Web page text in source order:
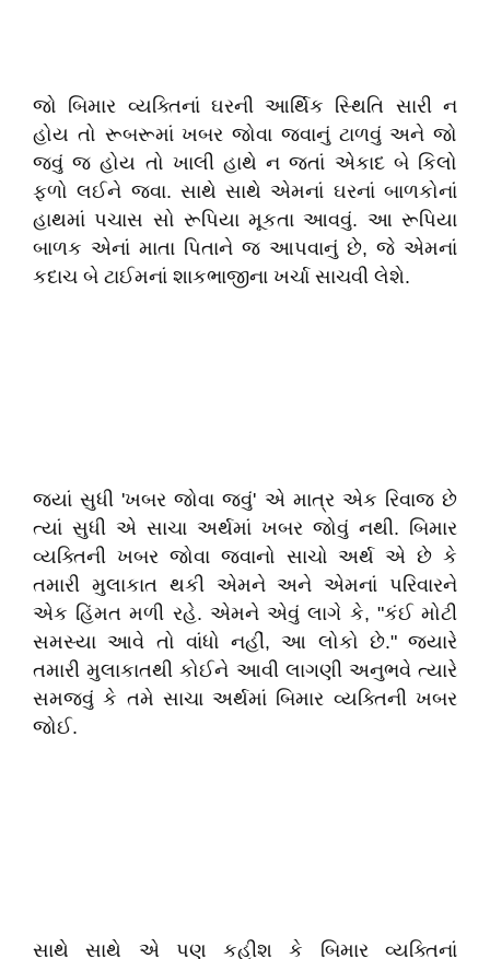
જો બિમાર વ્યક્તિનાં ઘરની આર્થિક સ્થિતિ સારી ન
હોય તો રૂબરૂમાં ખબર જોવા જવાનું ટાળવું અને જો
જવું જ હોય તો ખાલી હાથે ન જતાં એકાદ બે કિલો
ફળો લઈને જવા. સાથે સાથે એમનાં ઘરનાં બાળકોનાં
હાથમાં પચાસ સો રૂપિયા મૂકતા આવવું. આ રૂપિયા
બાળક એનાં માતા પિતાને જ આપવાનું છે, જે એમનાં
કદાચ બે ટાઈમનાં શાકભાજીના ખર્ચા સાચવી લેશે.
જ્યાં સુધી 'ખબર જોવા જવું' એ માત્ર એક રિવાજ છે
ત્યાં સુધી એ સાચા અર્થમાં ખબર જોવું નથી. બિમાર
વ્યક્તિની ખબર જોવા જવાનો સાચો અર્થ એ છે કે
તમારી મુલાકાત થકી એમને અને એમનાં પરિવારને
એક હિંમત મળી રહે. એમને એવું લાગે કે, "કંઈ મોટી
સમસ્યા આવે તો વાંધો નહીં, આ લોકો છે." જ્યારે
તમારી મુલાકાતથી કોઈને આવી લાગણી અનુભવે ત્યારે
સમજવું કે તમે સાચા અર્થમાં બિમાર વ્યક્તિની ખબર
જોઈ.
સાથે સાથે એ પણ કહીશ કે બિમાર વ્યક્તિનાં